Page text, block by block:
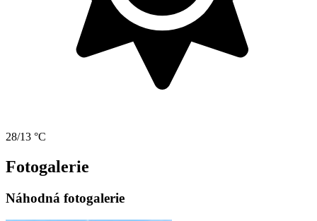
28/13 °C
Fotogalerie
Náhodná fotogalerie